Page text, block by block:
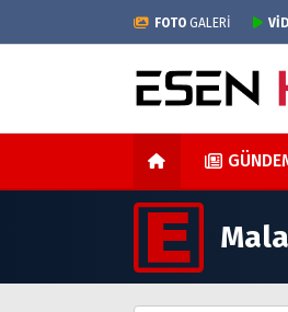
FOTO GALERİ